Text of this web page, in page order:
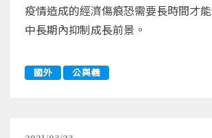
疫情造成的經濟傷痕恐需要長時間才
中長期內抑制成長前景。
國外 公與義